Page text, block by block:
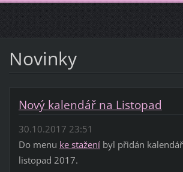
Novinky
Nový kalendář na Listopad
30.10.2017 23:51
Do menu ke staženíbyl přidán
listopad 2017.